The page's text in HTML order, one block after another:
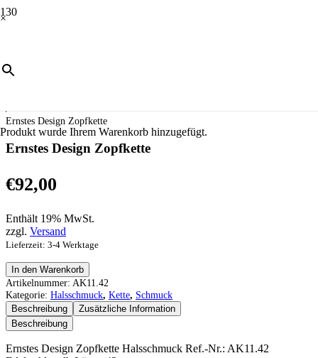
×
Produkt wurde Ihrem Warenkorb hinzugefügt.
Halsschmuck
/
Ernstes Design Zopfkette
Ernstes Design Zopfkette
€92,00
Enthält 19% MwSt.
zzgl. Versand
Lieferzeit: 3-4 Werktage
Ernstes
Design
Zopfkette
Menge
In den Warenkorb
Artikelnummer: AK11.42
Kategorie: Halsschmuck, Kette, Schmuck
Beschreibung
Zusätzliche Information
Beschreibung
Ernstes Design Zopfkette Halsschmuck Ref.-Nr.: AK11.42